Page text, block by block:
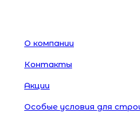
О компании
Контакты
Акции
Особые условия для